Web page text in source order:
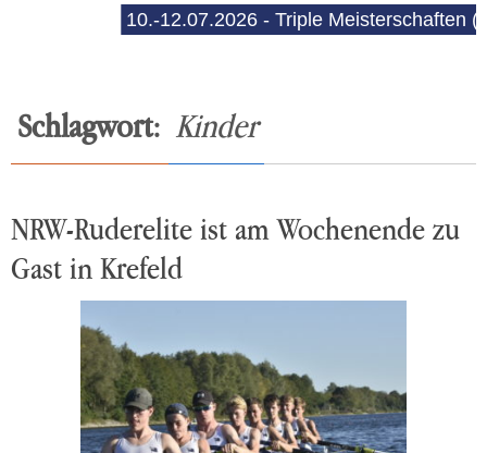
10.-12.07.2026 - Triple Meisterschaften (E-
Schlagwort: Kinder
NRW-Ruderelite ist am Wochenende zu
Gast in Krefeld